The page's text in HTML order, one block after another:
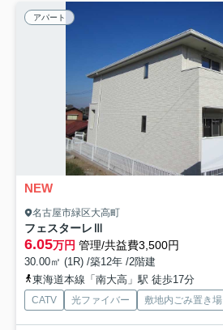
アパート
NEW
名古屋市緑区大高町
フェスターレⅢ
6.05万円 管理/共益費3,500円
30.00㎡ (1R) /築12年 /2階建
東海道本線「南大高」駅 徒歩17分
CATV 光ファイバー 敷地内ごみ置き場